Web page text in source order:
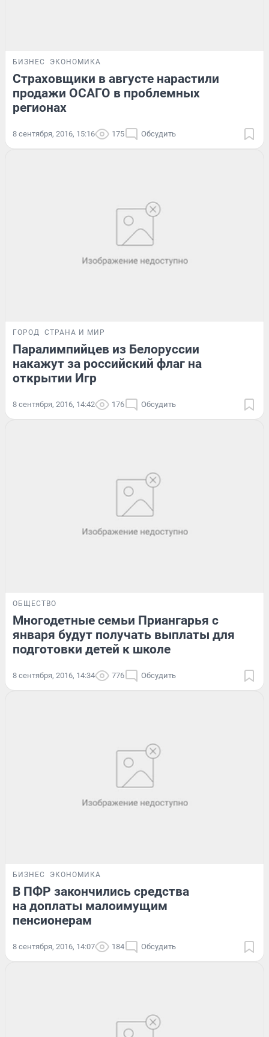
БИЗНЕС ЭКОНОМИКА
Страховщики в августе нарастили
продажи ОСАГО в проблемных
регионах
8 сентября, 2016, 15:16 175 Обсудить
ГОРОД СТРАНА И МИР
Паралимпийцев из Белоруссии
накажут за российский флаг на
открытии Игр
8 сентября, 2016, 14:42 176 Обсудить
ОБЩЕСТВО
Многодетные семьи Приангарья с
января будут получать выплаты для
подготовки детей к школе
8 сентября, 2016, 14:34 776 Обсудить
БИЗНЕС ЭКОНОМИКА
В ПФР закончились средства
на доплаты малоимущим
пенсионерам
8 сентября, 2016, 14:07 184 Обсудить